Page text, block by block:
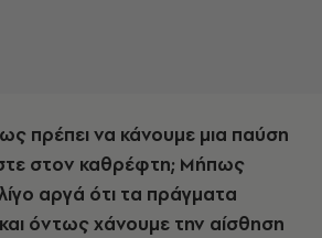
πρέπει να κάνουμε μια παύση
στον καθρέφτη; Μήπως
αργά ότι τα πράγματα
όντως χάνουμε την αίσθηση